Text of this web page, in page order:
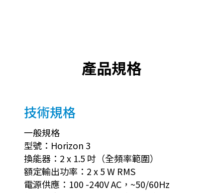
產品規格
技術規格
一般規格
型號：Horizon 3
換能器：2 x 1.5 吋（全頻率範圍）
額定輸出功率：2 x 5 W RMS
電源供應：100 -240V AC，~50/60Hz